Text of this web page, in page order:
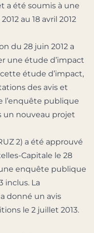
a été soumis à une
au 18 avril 2012
du 28 juin 2012 a
une étude d’impact
étude d’impact,
des avis et
l’enquête publique
un nouveau projet
2) a été approuvé
Capitale le 28
enquête publique
inclus. La
donné un avis
le 2 juillet 2013.